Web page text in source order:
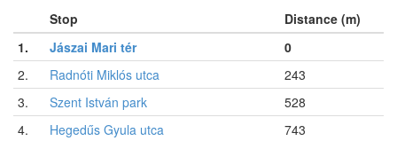
Stop
Distance (m)
1.
Jászai Mari tér
0
2.
Radnóti Miklós utca
243
3.
Szent István park
528
4.
Hegedűs Gyula utca 743